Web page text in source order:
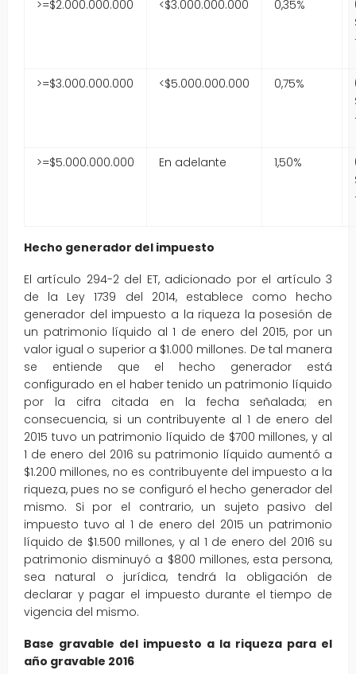
>=$2.000.000.000 <$3.000.000.000 0,35%
>=$3.000.000.000 <$5.000.000.000 0,75%
>=$5.000.000.000 En adelante 1,50%
Hecho generador del impuesto
El artículo 294-2 del ET, adicionado por el artículo 3
de la Ley 1739 del 2014, establece como hecho
generador del impuesto a la riqueza la posesión de
un patrimonio líquido al 1 de enero del 2015, por un
valor igual o superior a $1.000 millones. De tal manera
se entiende que el hecho generador está
configurado en el haber tenido un patrimonio líquido
por la cifra citada en la fecha señalada; en
consecuencia, si un contribuyente al 1 de enero del
2015 tuvo un patrimonio líquido de $700 millones, y al
1 de enero del 2016 su patrimonio líquido aumentó a
$1.200 millones, no es contribuyente del impuesto a la
riqueza, pues no se configuró el hecho generador del
mismo. Si por el contrario, un sujeto pasivo del
impuesto tuvo al 1 de enero del 2015 un patrimonio
líquido de $1.500 millones, y al 1 de enero del 2016 su
patrimonio disminuyó a $800 millones, esta persona,
sea natural o jurídica, tendrá la obligación de
declarar y pagar el impuesto durante el tiempo de
vigencia del mismo.
Base gravable del impuesto a la riqueza para el
año gravable 2016